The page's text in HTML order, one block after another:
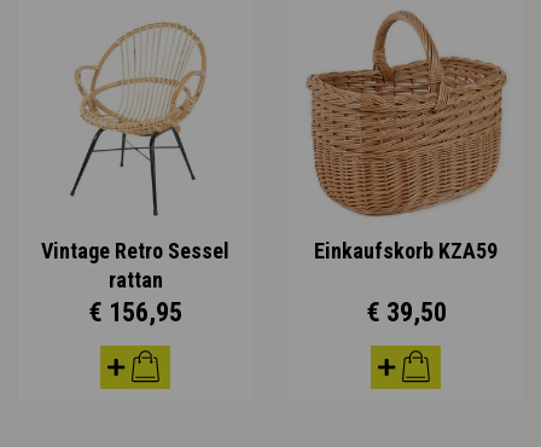
Vintage Retro Sessel
rattan
€ 156,95
Einkaufskorb KZA59
€ 39,50